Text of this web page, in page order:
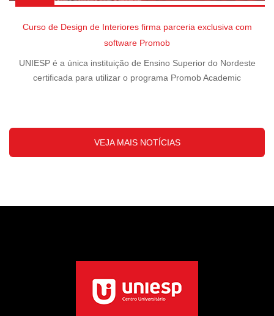
Curso de Design de Interiores firma parceria exclusiva com
software Promob
UNIESP é a única instituição de Ensino Superior do Nordeste
certificada para utilizar o programa Promob Academic
VEJA MAIS NOTÍCIAS